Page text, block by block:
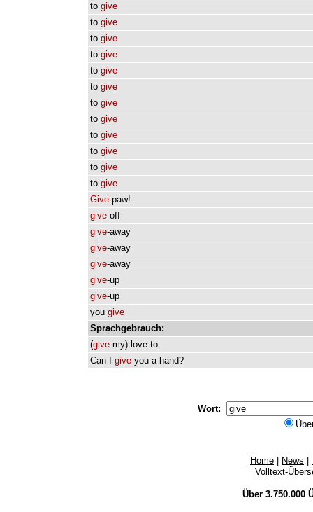
to give
to give
to give
to give
to give
to give
to give
to give
to give
to give
to give
to give
Give paw!
give off
give-away
give-away
give-away
give-up
give-up
you give
Sprachgebrauch:
(give my) love to
Can
give you a hand?
Wort:
Home News
Volltext-
Über 3.750.000